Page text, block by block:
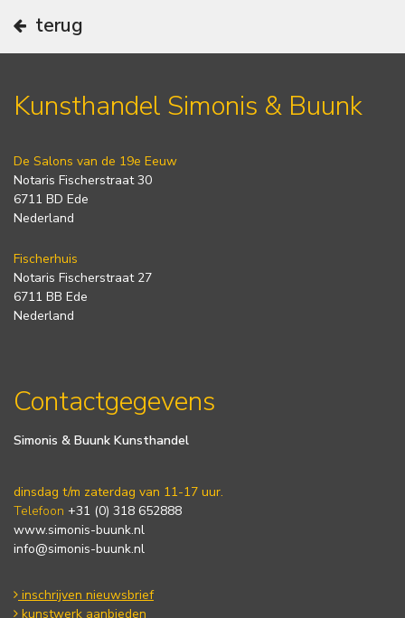
terug
Kunsthandel Simonis & Buunk
De Salons van de 19e Eeuw
Notaris Fischerstraat 30
6711 BD Ede
Nederland
Fischerhuis
Notaris Fischerstraat 27
6711 BB Ede
Nederland
Contactgegevens
Simonis & Buunk Kunsthandel
dinsdag t/m zaterdag van 11-17 uur.
Telefoon +31 (0) 318 652888
www.simonis-buunk.nl
info@simonis-buunk.nl
inschrijven nieuwsbrief
kunstwerk aanbieden